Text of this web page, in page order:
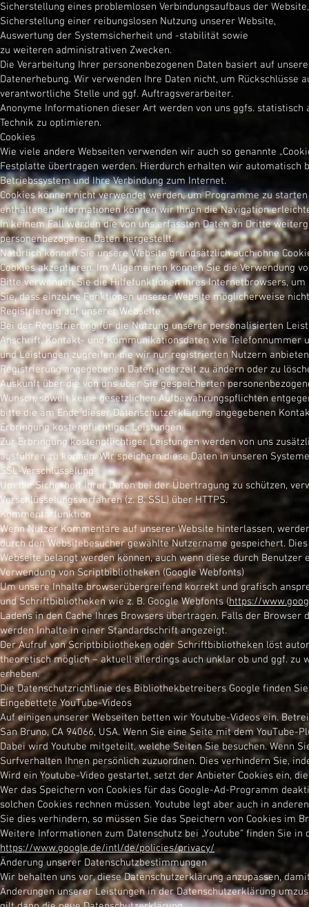
Sicherstellung eines problemlosen Verbindungsaufbaus der Website,
Sicherstellung einer reibungslosen Nutzung unserer Website,
Auswertung der Systemsicherheit und -stabilität sowie
zu weiteren administrativen Zwecken.
Die Verarbeitung Ihrer personenbezogenen Daten basiert auf
Datenerhebung. Wir verwenden Ihre Daten nicht, um
verantwortliche Stelle und ggf. Auftragsverarbeiter.
Anonyme Informationen dieser Art werden von uns ggfs.
Technik zu optimieren.
Cookies
Wie viele andere Webseiten verwenden wir auch so genannte
Festplatte übertragen werden. Hierdurch erhalten wir automatisch
Betriebssystem und Ihre Verbindung zum Internet.
Cookies können nicht verwendet werden, um Programme zu
enthaltenen Informationen können wir Ihnen die Navigation
In keinem Fall werden die von uns erfassten Daten an Dritte
personenbezogenen Daten hergestellt.
Natürlich können Sie unsere Website grundsätzlich auch ohne
Cookies akzeptieren. Im Allgemeinen können Sie die Verwendung
Bitte verwenden Sie die Hilfefunktionen Ihres Internetbrowsers,
Sie, dass einzelne Funktionen unserer Website möglicherweise
Registrierung auf unserer Webseite
Bei der Registrierung für die Nutzung unserer personalisierten
Anschrift, Kontakt- und Kommunikationsdaten wie
und Leistungen zugreifen, die wir nur registrierten Nutzern
Registrierung angegebenen Daten jederzeit zu ändern oder zu
Auskunft über die von uns über Sie gespeicherten
Wunsch, soweit keine gesetzlichen Aufbewahrungspflichten
bitte die am Ende dieser Datenschutzerklärung angegebenen
Erbringung kostenpflichtiger Leistungen
Zur Erbringung kostenpflichtiger Leistungen werden von uns
ausführen zu können. Wir speichern diese Daten in unseren
SSL-Verschlüsselung
Um die Sicherheit Ihrer Daten bei der Übertragung zu schützen,
Verschlüsselungsverfahren (z. B. SSL) über HTTPS.
Kommentarfunktion
Wenn Nutzer Kommentare auf unserer Website hinterlassen,
durch den Websitebesucher gewählte Nutzername gespeichert.
Webseite belangt werden können, auch wenn diese durch Benutzer
Verwendung von Scriptbibliotheken (Google Webfonts)
Um unsere Inhalte browserübergreifend korrekt und grafisch
und Schriftbibliotheken wie z. B. Google Webfonts (https://
Ladens in den Cache Ihres Browsers übertragen. Falls der
werden Inhalte in einer Standardschrift angezeigt.
Der Aufruf von Scriptbibliotheken oder Schriftbibliotheken löst
theoretisch möglich – aktuell allerdings auch unklar ob und ggf. zu
erheben.
Die Datenschutzrichtlinie des Bibliothekbetreibers Google finden
Eingebettete YouTube-Videos
Auf einigen unserer Webseiten betten wir Youtube-Videos ein.
San Bruno, CA 94066, USA. Wenn Sie eine Seite mit dem
Dabei wird Youtube mitgeteilt, welche Seiten Sie besuchen. Wenn
Surfverhalten Ihnen persönlich zuzuordnen. Dies verhindern Sie,
Wird ein Youtube-Video gestartet, setzt der Anbieter Cookies ein,
Wer das Speichern von Cookies für das Google-Ad-Programm
solchen Cookies rechnen müssen. Youtube legt aber auch in
Sie dies verhindern, so müssen Sie das Speichern von Cookies im
Weitere Informationen zum Datenschutz bei „Youtube“ finden Sie
https://www.google.de/intl/de/policies/privacy/
Änderung unserer Datenschutzbestimmungen
Wir behalten uns vor, diese Datenschutzerklärung anzupassen,
Änderungen unserer Leistungen in der Datenschutzerklärung